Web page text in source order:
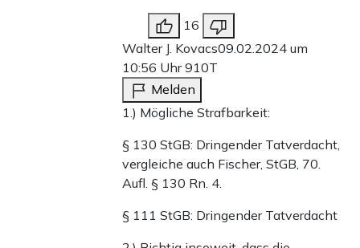
16
Walter J. Kovacs09.02.2024 um
10:56 Uhr910T
Melden
1.) Mögliche Strafbarkeit:
§ 130 StGB: Dringender Tatverdacht,
vergleiche auch Fischer, StGB, 70.
Aufl. § 130 Rn. 4.
§ 111 StGB: Dringender Tatverdacht